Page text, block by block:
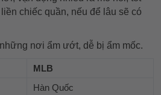
chiếc quần, nếu để lâu sẽ có
nơi ẩm ướt, dễ bị ẩm mốc.
MLB
Hàn Quốc